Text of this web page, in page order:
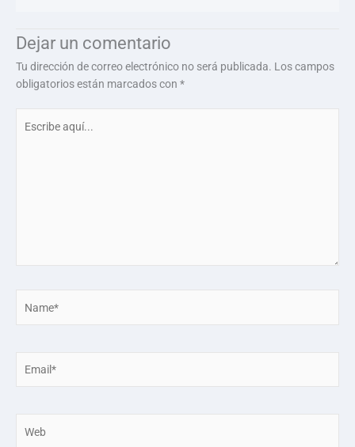
Dejar un comentario
Tu dirección de correo electrónico no será publicada. Los campos
obligatorios están marcados con *
aquí...